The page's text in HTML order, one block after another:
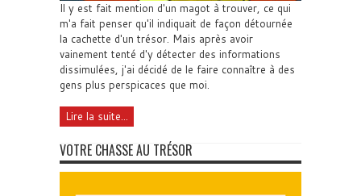
Il y est fait mention d'un magot à trouver, ce qui
m'a fait penser qu'il indiquait de façon détournée
la cachette d'un trésor. Mais après avoir
vainement tenté d'y détecter des informations
dissimulées, j'ai décidé de le faire connaître à des
gens plus perspicaces que moi.
Lire la suite...
VOTRE CHASSE AU TRÉSOR